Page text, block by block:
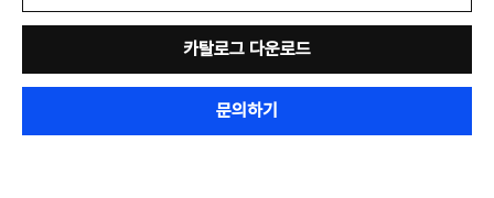
카탈로그 다운로드
문의하기